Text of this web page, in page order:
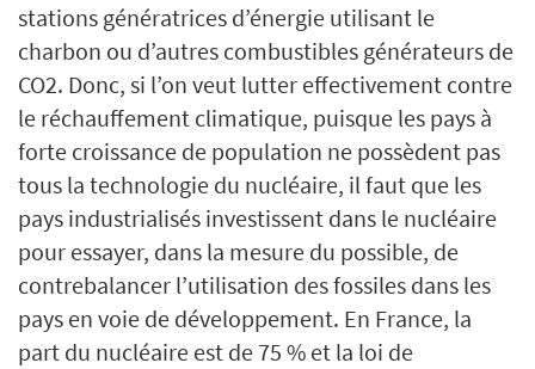
stations génératrices d’énergie utilisant le
charbon ou d’autres combustibles générateurs de
CO2. Donc, si l’on veut lutter effectivement contre
le réchauffement climatique, puisque les pays à
forte croissance de population ne possèdent pas
tous la technologie du nucléaire, il faut que les
pays industrialisés investissent dans le nucléaire
pour essayer, dans la mesure du possible, de
contrebalancer l’utilisation des fossiles dans les
pays en voie de développement. En France, la
part du nucléaire est de 75 % et la loi de